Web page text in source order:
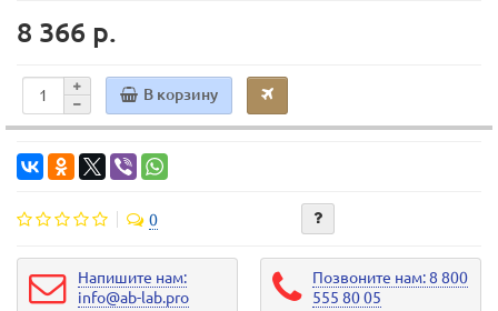
8 366 р.
В корзину
0
Напишите нам:
info@ab-lab.pro
Позвоните нам: 8 800
555 80 05